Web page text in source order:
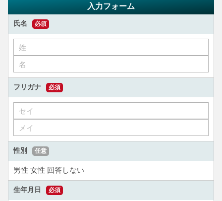
入力フォーム
氏名 必須
フリガナ 必須
性別 任意
男性 女性 回答しない
生年月日 必須